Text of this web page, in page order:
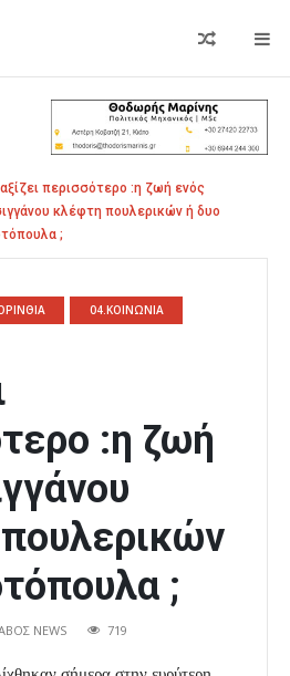
αξίζει περισσότερο :η ζωή ενός
κλέφτη πουλερικών ή δυο
;
04.ΚΟΙΝΩΝΙΑ
:η ζωή
;
NEWS 719